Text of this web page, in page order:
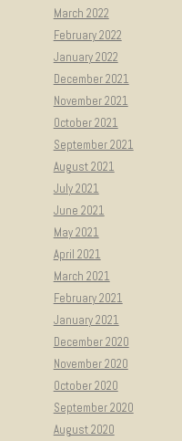
March 2022
February 2022
January 2022
December 2021
November 2021
October 2021
September 2021
August 2021
July 2021
June 2021
May 2021
April 2021
March 2021
February 2021
January 2021
December 2020
November 2020
October 2020
September 2020
August 2020